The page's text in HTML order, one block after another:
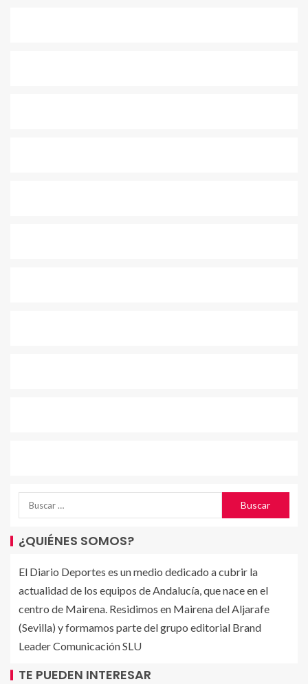
¿QUIÉNES SOMOS?
El Diario Deportes es un medio dedicado a cubrir la
actualidad de los equipos de Andalucía, que nace en el
centro de Mairena. Residimos en Mairena del Aljarafe
(Sevilla) y formamos parte del grupo editorial Brand
Leader Comunicación SLU
TE PUEDEN INTERESAR